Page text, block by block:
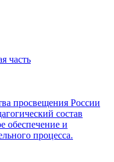
часть
просвещения России
состав
обеспечение и
процесса.